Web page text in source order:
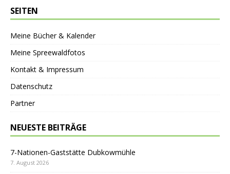
SEITEN
Meine Bücher & Kalender
Meine Spreewaldfotos
Kontakt & Impressum
Datenschutz
Partner
NEUESTE BEITRÄGE
7-Nationen-Gaststätte Dubkowmühle
7. August 2026